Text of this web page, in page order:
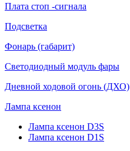
Плата стоп -сигнала
Подсветка
Фонарь (габарит)
Светодиодный модуль фары
Дневной ходовой огонь (ДХО)
Лампа ксенон
Лампа ксенон D3S
Лампа ксенон D1S